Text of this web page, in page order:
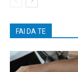
FAI DA TE